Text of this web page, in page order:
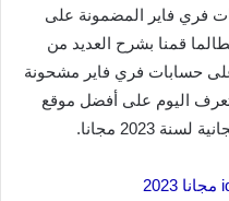
فري فاير المضمونة على
قمنا بشرح العديد من
حسابات فري فاير مشحونة
اليوم على أفضل موقع